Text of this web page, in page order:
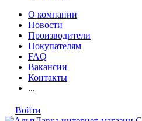
О компании
Новости
Производители
Покупателям
FAQ
Вакансии
Контакты
...
Войти